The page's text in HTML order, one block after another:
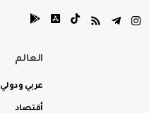
العالم
عربي ودولي
أقتصاد